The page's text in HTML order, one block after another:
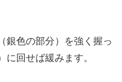
銀色の部分）を強く握っ
に回せば緩みます。